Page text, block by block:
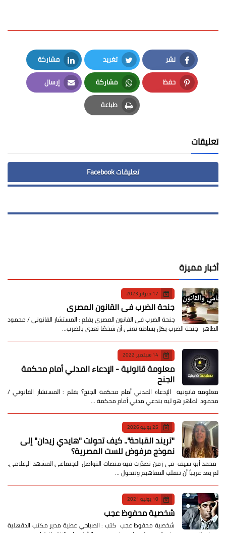
نشر
Facebook
تغريد
Twitter
مشاركة
LinkedIn
حفظ
Pinterest
مشاركة
Whatsapp
إرسال
Email
طباعة
Print
تعليقات
تعليقات Facebook
أخبار مميزة
17 فبراير 2023
جنحة الضرب في القانون المصري
جنحة الضرب في القانون المصري بقلم : المستشار القانوني / محمود
الطاهر جنحة الضرب بكل بساطة تعني أن شخصًا تعدى بالضرب…
14 سبتمبر 2022
معلومة قانونية - الإدعاء المدني أمام محكمة
الجنح
معلومة قانونية الإدعاء المدني أمام محكمة الجنح؟ بقلم : المستشار القانوني /
محمود الطاهر هو ليه بندعي مدني أمام محكمة …
25 يوليو 2026
​"تريند القباحة".. كيف تحولت "هايدي زيدان" إلى
نموذج مرفوض للست المصرية؟
​ محمد أبو سيف ​في زمن تصدّرت فيه منصات التواصل الاجتماعي المشهد الإعلامي،
لم يعد غريباً أن تنقلب المفاهيم وتتحول …
10 يونيو 2021
شخصية محفوظ عجب
شخصية محفوظ عجب كتب : الصباحي عطية مدير مكتب الدقهلية